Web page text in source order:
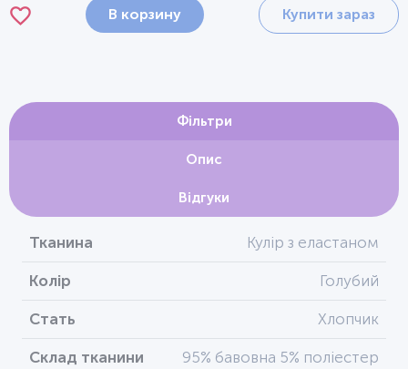
В корзину Купити зараз
Фільтри
Опис
Відгуки
Тканина Кулір з еластаном
Колір Голубий
Стать Хлопчик
Склад тканини 95% бавовна 5% поліестер